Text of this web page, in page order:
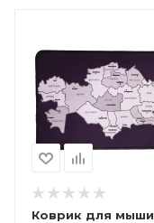
Коврик для мыши